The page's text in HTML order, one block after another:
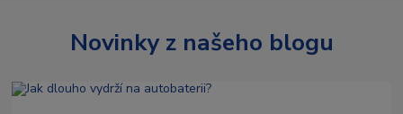
Novinky z našeho blogu